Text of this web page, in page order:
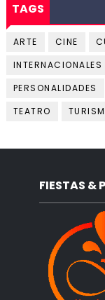
TAGS
ARTE CINE
INTERNACIONALES
PERSONALIDADES
TEATRO
FIESTAS &